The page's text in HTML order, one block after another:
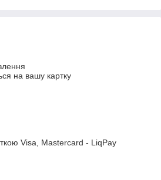
на вашу картку
Visa, Mastercard - LiqPay